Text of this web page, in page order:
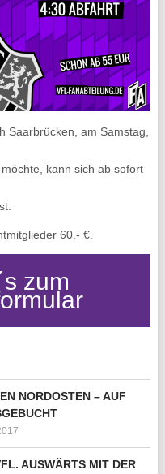
Saarbrücken, am Samstag,
kann sich ab sofort
60.- €.
zum
NORDOSTEN – AUF
AUSWÄRTS MIT DER